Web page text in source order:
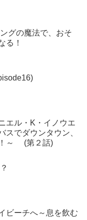
グの魔法で、おそ
る！
ル・K・イノウエ
スでダウンタウン、
！～ (第２話)
ビーチへ～息を飲む